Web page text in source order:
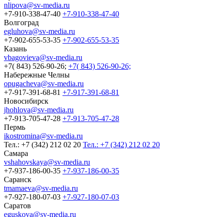
nlipova@sv-media.ru
+7-910-338-47-40 +7-910-338-47-40
Волгоград
egluhova@sv-media.ru
+7-902-655-53-35 +7-902-655-53-35
Казань
vbagovieva@sv-media.ru
+7( 843) 526-90-26; +7( 843) 526-90-26;
Набережные Челны
opugacheva@sv-media.ru
+7-917-391-68-81 +7-917-391-68-81
Новосибирск
jhohlova@sv-media.ru
+7-913-705-47-28 +7-913-705-47-28
Пермь
ikostromina@sv-media.ru
Тел.: +7 (342) 212 02 20 Тел.: +7 (342) 212 02 20
Самара
vshahovskaya@sv-media.ru
+7-937-186-00-35 +7-937-186-00-35
Саранск
tmamaeva@sv-media.ru
+7-927-180-07-03 +7-927-180-07-03
Саратов
eguskova@sv-media.ru